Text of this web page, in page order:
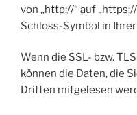
von „http://“ auf
Schloss-Symbol in
Wenn die SSL- bzw.
können die Daten, die
Dritten mitgelesen